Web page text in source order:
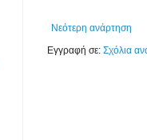
Νεότερη ανάρτηση
Εγγραφή σε: Σχόλια